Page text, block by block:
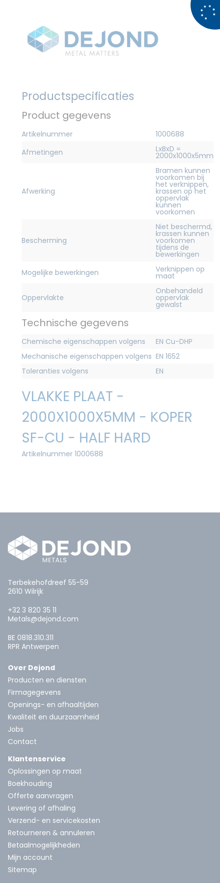
Productspecificaties
Product gegevens
Artikelnummer
1000688
Afmetingen
LxBxD =
2000x1000x5mm
Afwerking
Bramen kunnen
voorkomen bij
het verknippen,
krassen op het
oppervlak
kunnen
voorkomen
Bescherming
Niet beschermd,
krassen kunnen
voorkomen
tijdens de
bewerkingen
Mogelijke bewerkingen
Verknippen op
maat
Oppervlakte
Onbehandeld
oppervlak
gewalst
Technische gegevens
Chemische eigenschappen volgens
EN Cu-DHP
Mechanische eigenschappen volgens EN 1652
Toleranties volgens
EN
VLAKKE PLAAT -
2000X1000X5MM - KOPER
SF-CU - HALF HARD
Artikelnummer 1000688
Terbekehofdreef 55-59
2610 Wilrijk
+32 3 820 35 11
Metals@dejond.com
BE 0818.310.311
RPR Antwerpen
Over Dejond
Producten en diensten
Firmagegevens
Openings- en afhaaltijden
Kwaliteit en duurzaamheid
Jobs
Contact
Klantenservice
Oplossingen op maat
Boekhouding
Offerte aanvragen
Levering of afhaling
Verzend- en servicekosten
Retourneren & annuleren
Betaalmogelijkheden
Mijn account
Sitemap